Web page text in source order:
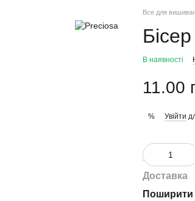
Все для
В наявності
11.00
% Увійти
Доставка
Поширити